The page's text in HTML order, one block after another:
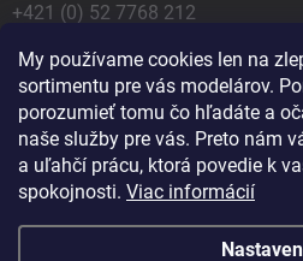
My používame cookies len na
sortimentu pre vás modelárov.
porozumieť tomu čo hľadáte a
naše služby pre vás. Preto nám
a uľahčí prácu, ktorá povedie k
spokojnosti. Viac informácií
+421 (0) 52 7768 212
Poštová / Odberná adresa:
HT model
Na letisko 49
058 01 Poprad
Slovenská Republika